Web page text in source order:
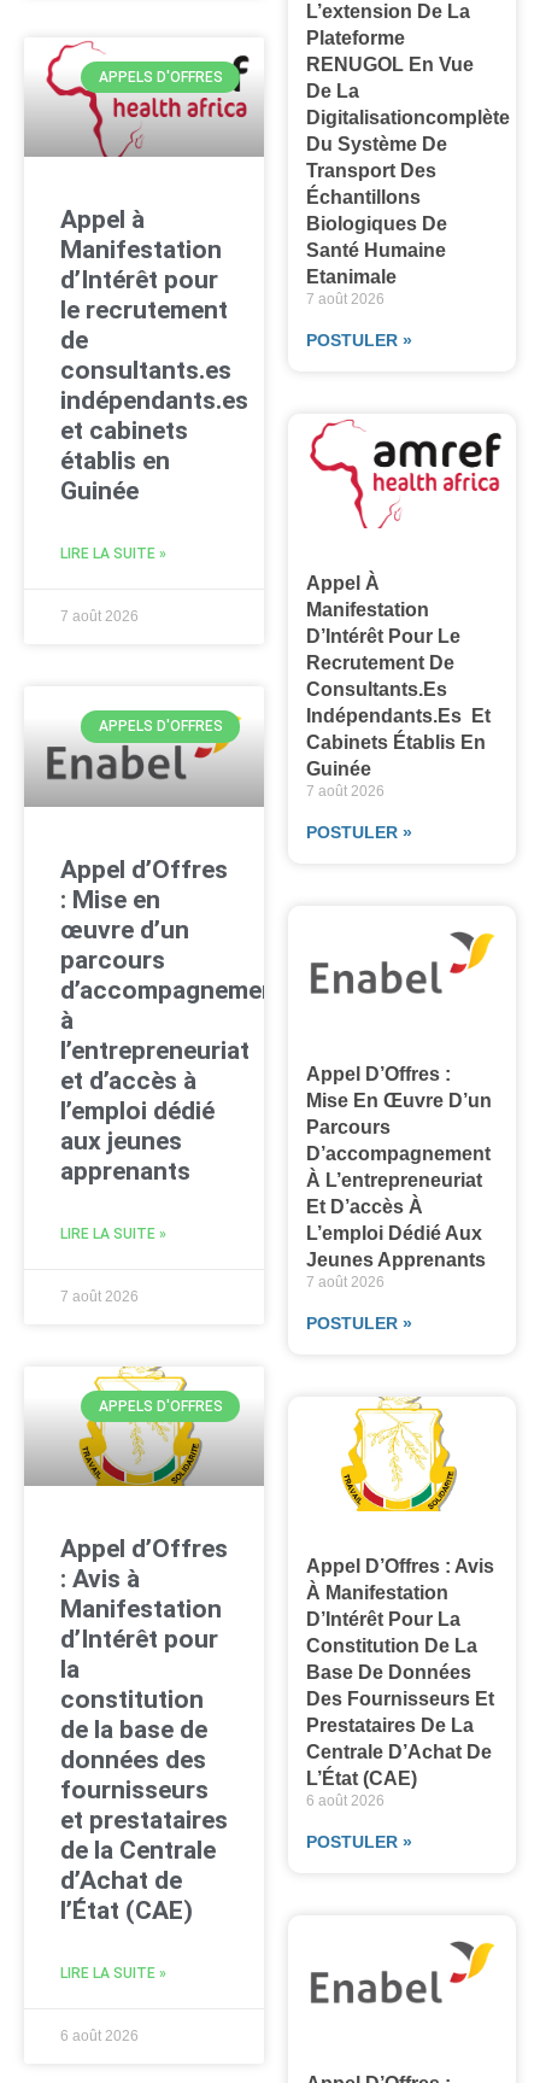
APPELS D'OFFRES
Appel à
Manifestation
d’Intérêt pour
le recrutement
de
consultants.es
indépendants.es
et cabinets
établis en
Guinée
LIRE LA SUITE »
7 août 2026
APPELS D'OFFRES
Appel d’Offres
: Mise en
œuvre d’un
parcours
d’accompagnement
à
l’entrepreneuriat
et d’accès à
l’emploi dédié
aux jeunes
apprenants
LIRE LA SUITE »
7 août 2026
APPELS D'OFFRES
Appel d’Offres
: Avis à
Manifestation
d’Intérêt pour
la
constitution
de la base de
données des
fournisseurs
et prestataires
de la Centrale
d’Achat de
l’État (CAE)
LIRE LA SUITE »
6 août 2026
L’extension De La
Plateforme
RENUGOL En Vue
De La
Digitalisationcomplète
Du Système De
Transport Des
Échantillons
Biologiques De
Santé Humaine
Etanimale
7 août 2026
POSTULER »
Appel À
Manifestation
D’Intérêt Pour Le
Recrutement De
Consultants.es
Indépendants.es Et
Cabinets Établis En
Guinée
7 août 2026
POSTULER »
Appel D’Offres :
Mise En Œuvre D’un
Parcours
D’accompagnement
À L’entrepreneuriat
Et D’accès À
L’emploi Dédié Aux
Jeunes Apprenants
7 août 2026
POSTULER »
Appel D’Offres : Avis
À Manifestation
D’Intérêt Pour La
Constitution De La
Base De Données
Des Fournisseurs Et
Prestataires De La
Centrale D’Achat De
L’État (CAE)
6 août 2026
POSTULER »